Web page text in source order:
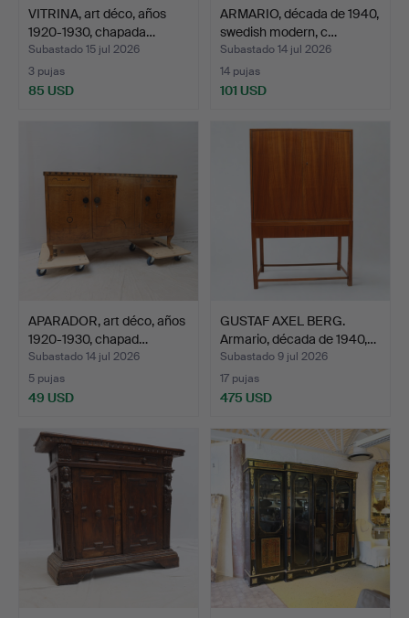
VITRINA, art déco, años
1920-1930, chapada…
Subastado 15 jul 2026
3 pujas
85 USD
ARMARIO, década de 1940,
swedish modern, c…
Subastado 14 jul 2026
14 pujas
101 USD
APARADOR, art déco, años
1920-1930, chapad…
Subastado 14 jul 2026
5 pujas
49 USD
GUSTAF AXEL BERG.
Armario, década de 1940,…
Subastado 9 jul 2026
17 pujas
475 USD